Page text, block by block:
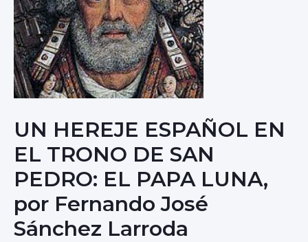
UN HEREJE ESPAÑOL EN
EL TRONO DE SAN
PEDRO: EL PAPA LUNA,
por Fernando José
Sánchez Larroda